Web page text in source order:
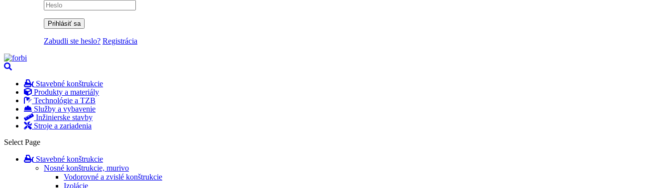
Zabudli ste heslo? Registrácia
Stavebné konštrukcie
Produkty a materiály
Technológie a TZB
Služby a vybavenie
Inžinierske stavby
Stroje a zariadenia
Select Page
Stavebné konštrukcie
Nosné konštrukcie, murivo
Vodorovné a zvislé konštrukcie
Izolácie